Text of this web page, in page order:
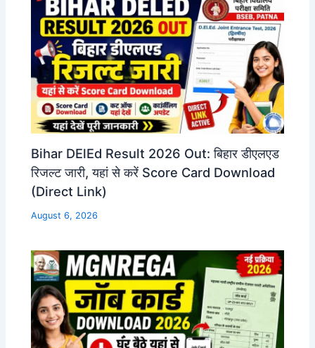
Bihar DElEd Result 2026 Out: बिहार डीएलएड
रिजल्ट जारी, यहां से करें Score Card Download
(Direct Link)
August 6, 2026